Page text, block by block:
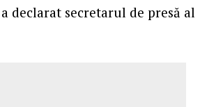
declarat secretarul de presă al